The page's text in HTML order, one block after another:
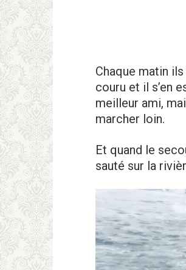
Chaque matin
couru et il s’en
meilleur ami,
marcher loin.
Et quand le
sauté sur la